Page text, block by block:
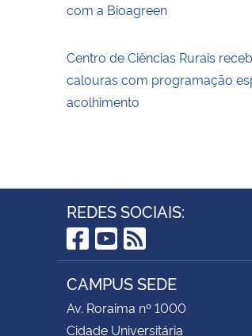
com a Bioagreen
Centro de Ciências Rurais
calouras com programação
acolhimento
REDES SOCIAIS:
Facebook
YouTube
RSS
CAMPUS SEDE
Av. Roraima nº 1000
Cidade Universitária